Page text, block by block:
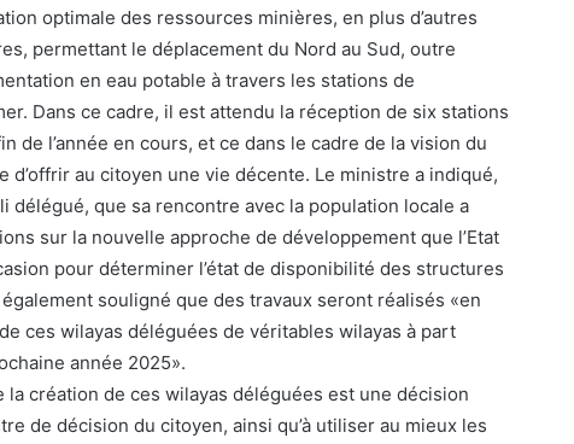
optimale des ressources minières, en plus d’autres
permettant le déplacement du Nord au Sud, outre
en eau potable à travers les stations de
Dans ce cadre, il est attendu la réception de six stations
de l’année en cours, et ce dans le cadre de la vision du
d’offrir au citoyen une vie décente. Le ministre a indiqué,
délégué, que sa rencontre avec la population locale a
sur la nouvelle approche de développement que l’Etat
pour déterminer l’état de disponibilité des structures
souligné que des travaux seront réalisés «en
ces wilayas déléguées de véritables wilayas à part
année 2025».
la création de ces wilayas déléguées est une décision
de décision du citoyen, ainsi qu’à utiliser au mieux les